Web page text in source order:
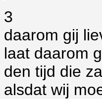
3
daarom gij
laat daarom
den tijd die
alsdat wij